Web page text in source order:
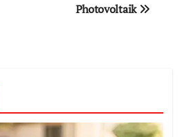
Photovoltaik